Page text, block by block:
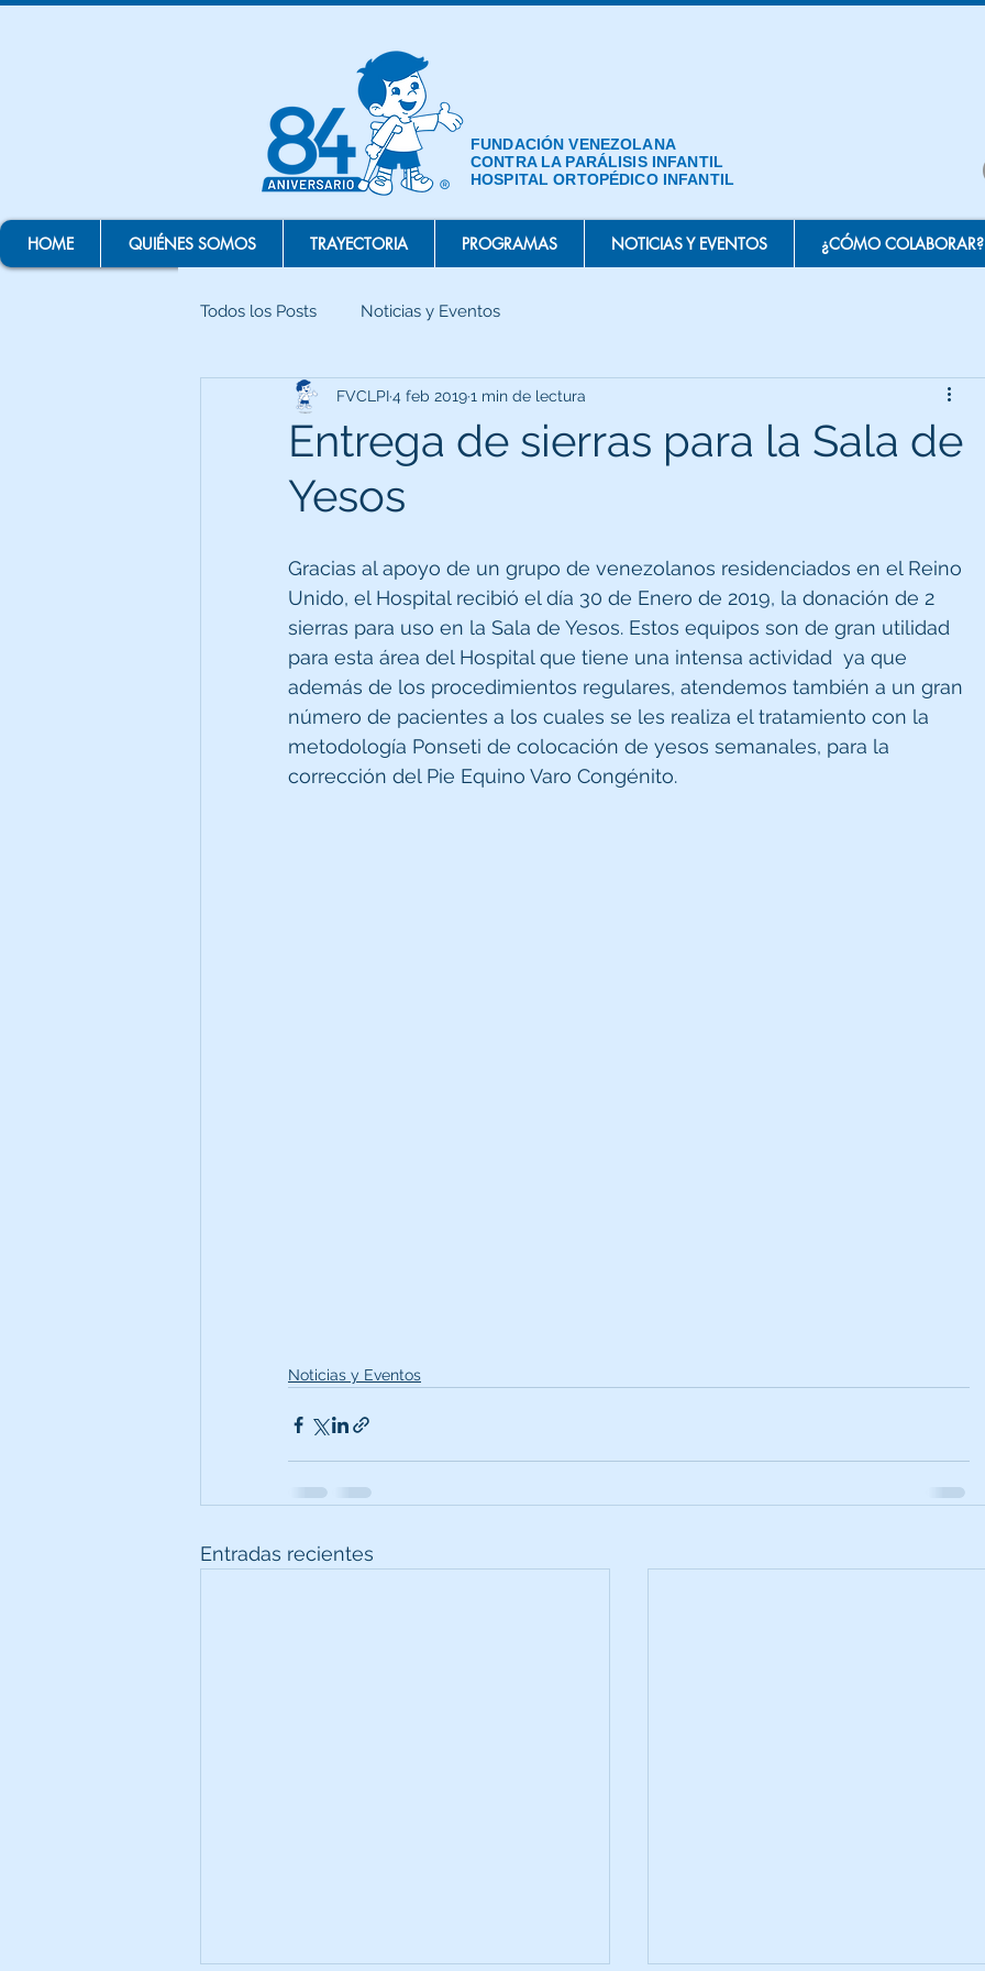
FUNDACIÓN VENEZOLANA
CONTRA LA PARÁLISIS INFANTIL
HOSPITAL ORTOPÉDICO INFANTIL
HOME QUIÉNES SOMOS TRAYECTORIA PROGRAMAS NOTICIAS Y EVENTOS ¿CÓMO COLABORAR?
Todos los Posts Noticias y Eventos
Entrega de sierras para la Sala de
Yesos
FVCLPI4 feb 20191 min de lectura
Gracias al apoyo de un grupo de venezolanos residenciados en el Reino
Unido, el Hospital recibió el día 30 de Enero de 2019, la donación de 2
sierras para uso en la Sala de Yesos. Estos equipos son de gran utilidad
para esta área del Hospital que tiene una intensa actividad  ya que
además de los procedimientos regulares, atendemos también a un gran
número de pacientes a los cuales se les realiza el tratamiento con la
metodología Ponseti de colocación de yesos semanales, para la
corrección del Pie Equino Varo Congénito.
Noticias y Eventos
Entradas recientes